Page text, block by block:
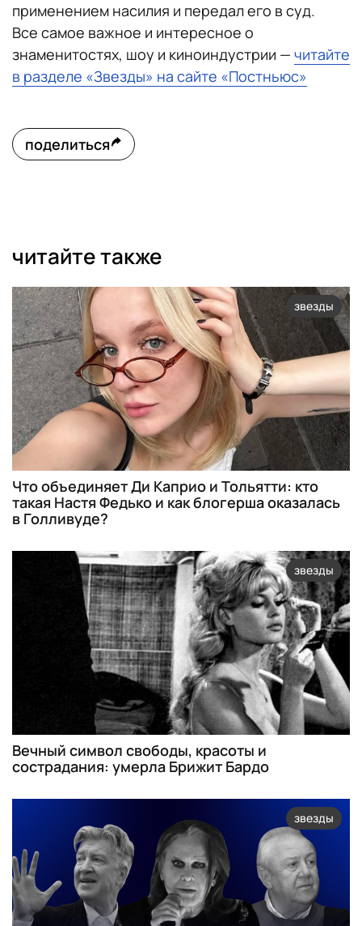
применением насилия и передал его в суд.
Все самое важное и интересное о
знаменитостях, шоу и киноиндустрии — читайте
в разделе «Звезды» на сайте «Постньюс»
поделиться
читайте также
звезды
Что объединяет Ди Каприо и Тольятти: кто
такая Настя Федько и как блогерша оказалась
в Голливуде?
звезды
Вечный символ свободы, красоты и
сострадания: умерла Брижит Бардо
звезды